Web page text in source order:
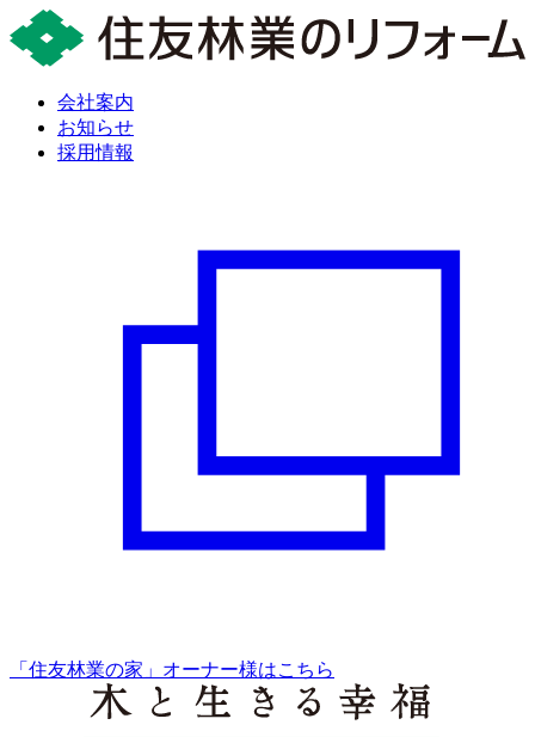
会社案内
お知らせ
採用情報
「住友林業の家」オーナー様はこちら